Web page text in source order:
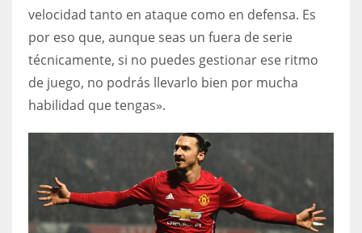
velocidad tanto en ataque como en defensa. Es
por eso que, aunque seas un fuera de serie
técnicamente, si no puedes gestionar ese ritmo
de juego, no podrás llevarlo bien por mucha
habilidad que tengas».